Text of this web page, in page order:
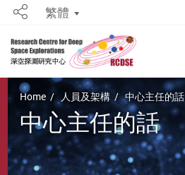
Share繁體
Start main content
Home 人員及架構 中心主任的話
中心主任的話